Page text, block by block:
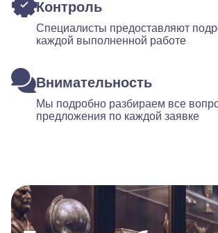
Контроль
Специалисты предоставляют
каждой выполненной работе
Внимательность
Мы подробно разбираем все
предложения по каждой заявке